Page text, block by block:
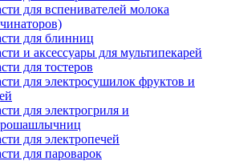
для вспенивателей молока
для блинниц
и аксессуары для мультипекарей
для тостеров
для электросушилок фруктов и
для электрогриля и
для электропечей
для пароварок